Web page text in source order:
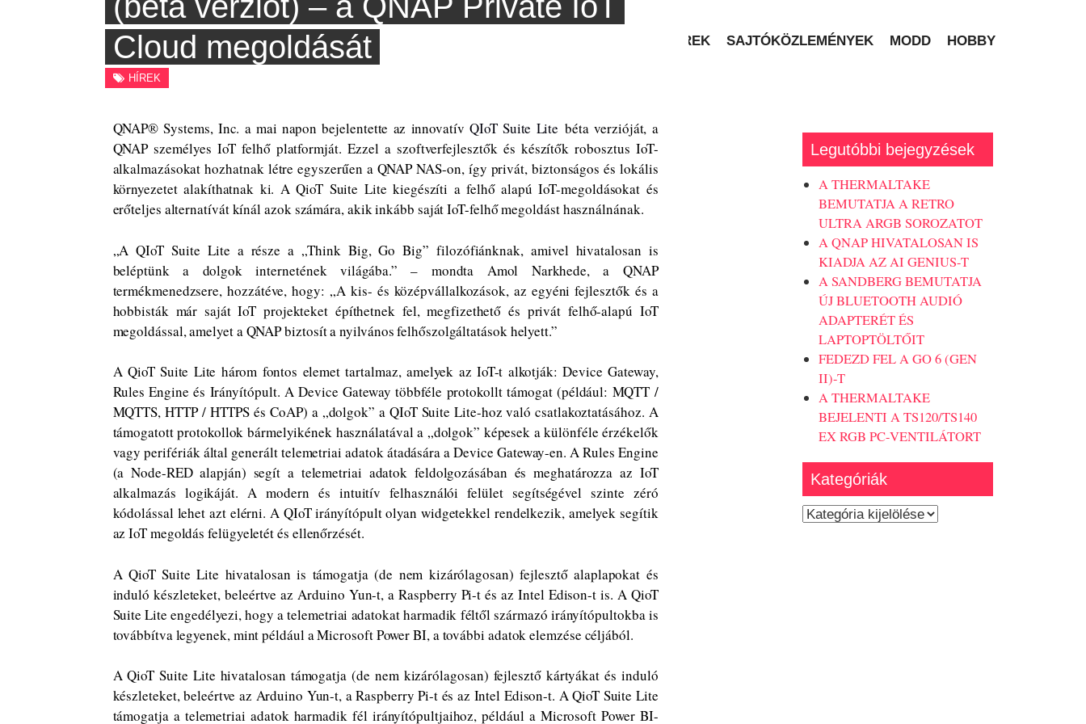
FIDTECH
SZÁMÍTÁSTECHNIKAI TESZTEK, HÍREK, MODDING
HÍREK SAJTÓKÖZLEMÉNYEK MODD HOBBY
Cloud megoldását
HÍREK
QNAP® Systems, Inc. a mai napon bejelentette az innovatív QIoT Suite Lite béta verzióját, a
QNAP személyes IoT felhő platformját. Ezzel a szoftverfejlesztők és készítők robosztus IoT-
alkalmazásokat hozhatnak létre egyszerűen a QNAP NAS-on, így privát, biztonságos és lokális
környezetet alakíthatnak ki. A QioT Suite Lite kiegészíti a felhő alapú IoT-megoldásokat és
erőteljes alternatívát kínál azok számára, akik inkább saját IoT-felhő megoldást használnának.
„A QIoT Suite Lite a része a „Think Big, Go Big” filozófiánknak, amivel hivatalosan is
beléptünk a dolgok internetének világába.” – mondta Amol Narkhede, a QNAP
termékmenedzsere, hozzátéve, hogy: „A kis- és középvállalkozások, az egyéni fejlesztők és a
hobbisták már saját IoT projekteket építhetnek fel, megfizethető és privát felhő-alapú IoT
megoldással, amelyet a QNAP biztosít a nyilvános felhőszolgáltatások helyett.”
A QioT Suite Lite három fontos elemet tartalmaz, amelyek az IoT-t alkotják: Device Gateway,
Rules Engine és Irányítópult. A Device Gateway többféle protokollt támogat (például: MQTT /
MQTTS, HTTP / HTTPS és CoAP) a „dolgok” a QIoT Suite Lite-hoz való csatlakoztatásához. A
támogatott protokollok bármelyikének használatával a „dolgok” képesek a különféle érzékelők
vagy perifériák által generált telemetriai adatok átadására a Device Gateway-en. A Rules Engine
(a Node-RED alapján) segít a telemetriai adatok feldolgozásában és meghatározza az IoT
alkalmazás logikáját. A modern és intuitív felhasználói felület segítségével szinte zéró
kódolással lehet azt elérni. A QIoT irányítópult olyan widgetekkel rendelkezik, amelyek segítik
az IoT megoldás felügyeletét és ellenőrzését.
A QioT Suite Lite hivatalosan is támogatja (de nem kizárólagosan) fejlesztő alaplapokat és
induló készleteket, beleértve az Arduino Yun-t, a Raspberry Pi-t és az Intel Edison-t is. A QioT
Suite Lite engedélyezi, hogy a telemetriai adatokat harmadik féltől származó irányítópultokba is
továbbítva legyenek, mint például a Microsoft Power BI, a további adatok elemzése céljából.
A QioT Suite Lite hivatalosan támogatja (de nem kizárólagosan) fejlesztő kártyákat és induló
készleteket, beleértve az Arduino Yun-t, a Raspberry Pi-t és az Intel Edison-t. A QioT Suite Lite
támogatja a telemetriai adatok harmadik fél irányítópultjaihoz, például a Microsoft Power BI-
Legutóbbi bejegyzések
A THERMALTAKE
BEMUTATJA A RETRO
ULTRA ARGB SOROZATOT
A QNAP HIVATALOSAN IS
KIADJA AZ AI GENIUS-T
A SANDBERG BEMUTATJA
ÚJ BLUETOOTH AUDIÓ
ADAPTERÉT ÉS
LAPTOPTÖLTŐIT
FEDEZD FEL A GO 6 (GEN
II)-T
A THERMALTAKE
BEJELENTI A TS120/TS140
EX RGB PC-VENTILÁTORT
Kategóriák
Kategóriák